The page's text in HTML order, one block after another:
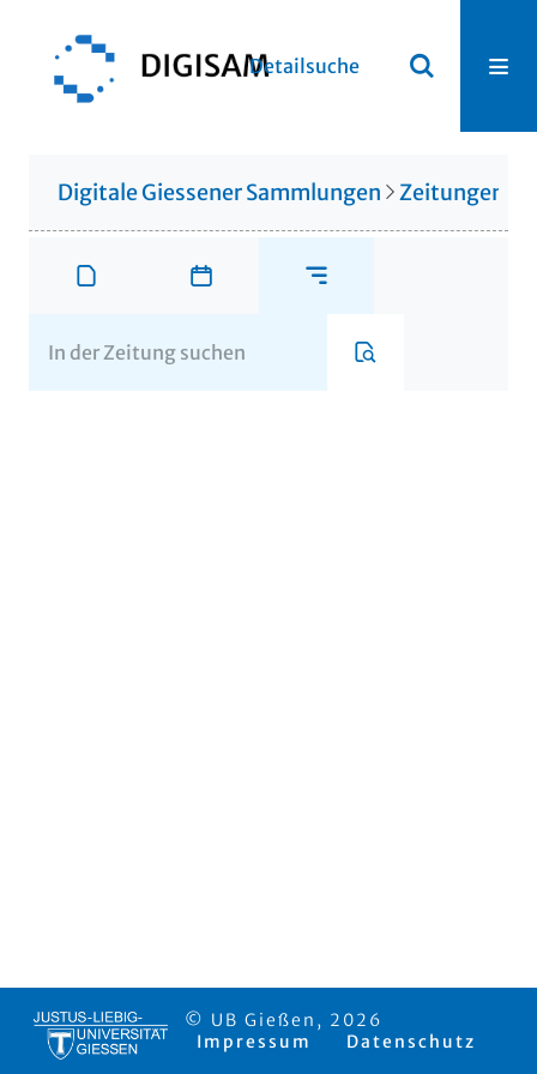
Detailsuche
Digitale Giessener Sammlungen Zeitungen
© UB Gießen, 2026
Impressum
Datenschutz